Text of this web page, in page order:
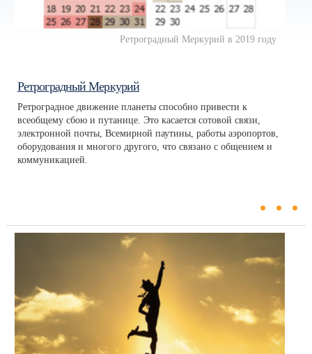
Ретроградный Меркурий в 2019 году
Ретроградный Меркурий
Ретроградное движение планеты способно привести к
всеобщему сбою и путанице. Это касается сотовой связи,
электронной почты, Всемирной паутины, работы аэропортов,
оборудования и многого другого, что связано с общением и
коммуникацией.
...